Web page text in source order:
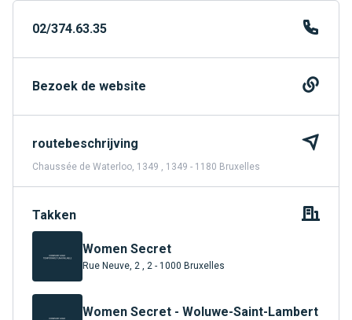
02/374.63.35
Bezoek de website
routebeschrijving
Chaussée de Waterloo, 1349 , 1349 - 1180 Bruxelles
Takken
Women Secret
Rue Neuve, 2 , 2 - 1000 Bruxelles
Women Secret - Woluwe-Saint-Lambert